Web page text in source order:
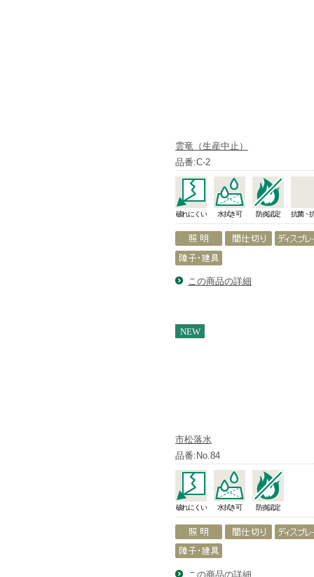
雲竜（生産中止）
品番:C-2
破れにくい 水拭き可 防炎認定 抗菌・
この商品の詳細
NEW
市松落水
品番:No.84
破れにくい 水拭き可 防炎認定
この商品の詳細